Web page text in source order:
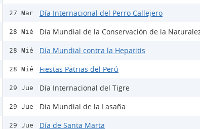
27 Mar Día Internacional del Perro Callejero
28 Mié Día Mundial de la Conservación de la
28 Mié Día Mundial contra la Hepatitis
28 Mié Fiestas Patrias del Perú
29 Jue Día Internacional del Tigre
29 Jue Día Mundial de la Lasaña
29 Jue Día de Santa Marta